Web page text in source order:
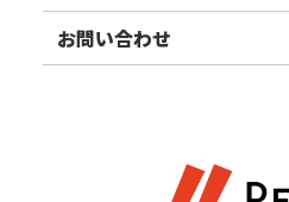
甲信越エリア
ご利用者様の声
お知らせ
お問い合わせ